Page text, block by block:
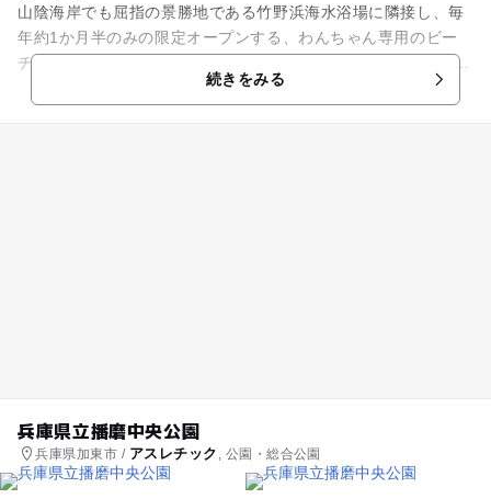
山陰海岸でも屈指の景勝地である竹野浜海水浴場に隣接し、毎
年約1か月半のみの限定オープンする、わんちゃん専用のビー
チです。 遠浅で波は静かですが、わんちゃんはライフジャケッ
続きをみる
兵庫県立播磨中央公園
兵庫県加東市 / アスレチック , 公園・総合公園